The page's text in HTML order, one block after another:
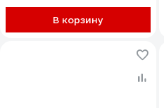
В корзину